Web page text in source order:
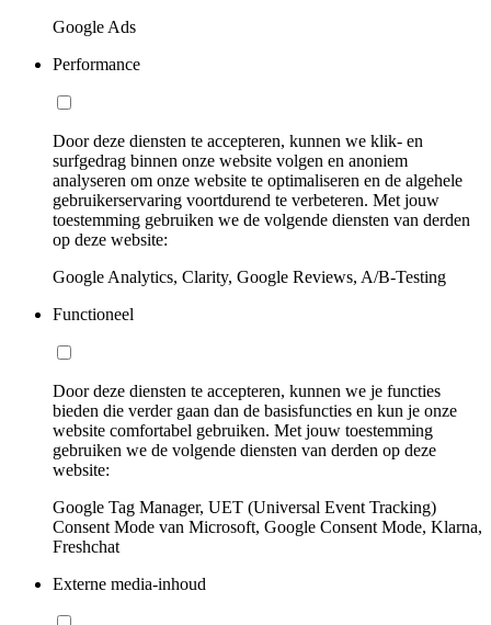
Google Ads
Performance
Door deze diensten te accepteren, kunnen we klik- en
surfgedrag binnen onze website volgen en anoniem
analyseren om onze website te optimaliseren en de algehele
gebruikerservaring voortdurend te verbeteren. Met jouw
toestemming gebruiken we de volgende diensten van derden
op deze website:
Google Analytics, Clarity, Google Reviews, A/B-Testing
Functioneel
Door deze diensten te accepteren, kunnen we je functies
bieden die verder gaan dan de basisfuncties en kun je onze
website comfortabel gebruiken. Met jouw toestemming
gebruiken we de volgende diensten van derden op deze
website:
Google Tag Manager, UET (Universal Event Tracking)
Consent Mode van Microsoft, Google Consent Mode, Klarna,
Freshchat
Externe media-inhoud